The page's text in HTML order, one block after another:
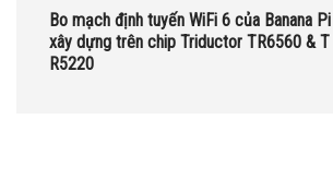
Bo mạch định tuyến WiFi 6 của Banana Pi
xây dựng trên chip Triductor TR6560 & T
R5220